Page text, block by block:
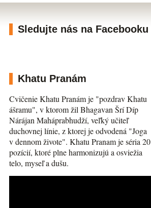
Sledujte nás na Facebooku
Khatu Pranám
Cvičenie Khatu Pranám je "pozdrav Khatu
ášramu", v ktorom žil Bhagavan Šrí Díp
Nárájan Maháprabhudží, veľký učiteľ
duchovnej línie, z ktorej je odvodená "Joga
v dennom živote". Khatu Pranam je séria 20
pozícií, ktoré plne harmonizujú a osviežia
telo, myseľ a dušu.